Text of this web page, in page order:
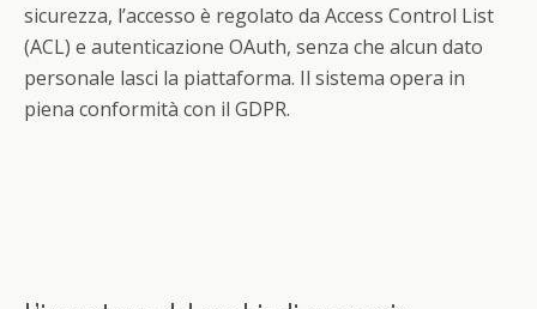
sicurezza, l’accesso è regolato da Access Control List
(ACL) e autenticazione OAuth, senza che alcun dato
personale lasci la piattaforma. Il sistema opera in
piena conformità con il GDPR.